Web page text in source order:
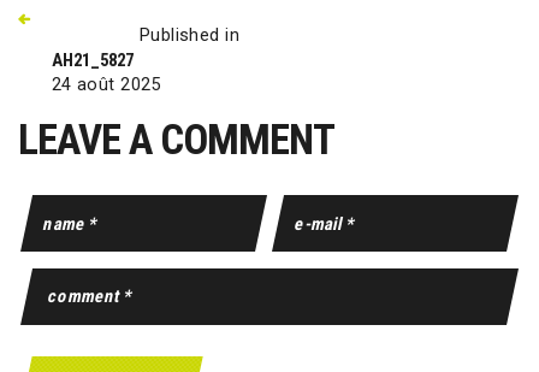
Published in
AH21_5827
24 août 2025
LEAVE A COMMENT